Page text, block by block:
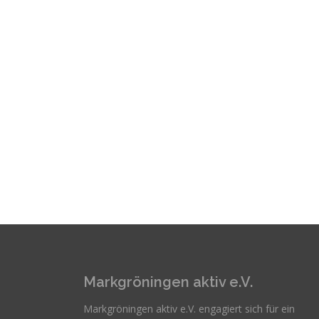
Markgröningen aktiv e.V.
Markgröningen aktiv e.V. engagiert sich für ein